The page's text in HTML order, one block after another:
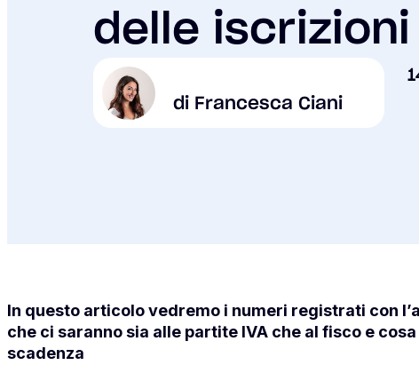
delle iscrizioni
di Francesca Ciani
In questo articolo vedremo i numeri registrati con
che ci saranno sia alle partite IVA che al fisco e
scadenza